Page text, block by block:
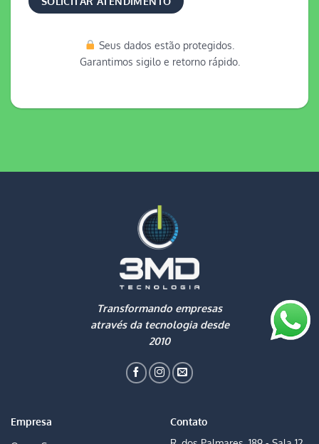
Seus dados estão protegidos.
Garantimos sigilo e retorno rápido.
Transformando empresas
através da tecnologia desde
2010
Empresa
Contato